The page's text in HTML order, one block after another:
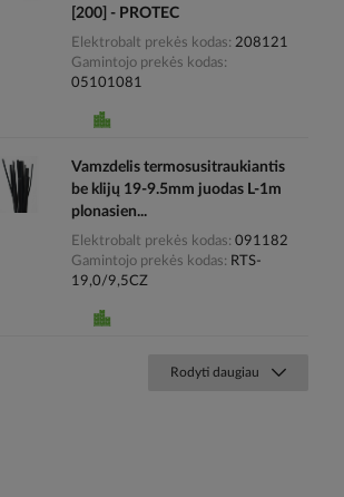
[200] - PROTEC
Elektrobalt prekės kodas 208121
Gamintojo prekės kodas
05101081
Vamzdelis termosusitraukiantis
be klijų 19-9.5mm juodas L-1m
plonasien...
Elektrobalt prekės kodas 091182
Gamintojo prekės kodas
RTS-
19,0/9,5CZ
Rodyti daugiau